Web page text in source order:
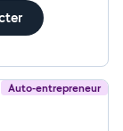
Auto-entrepreneur